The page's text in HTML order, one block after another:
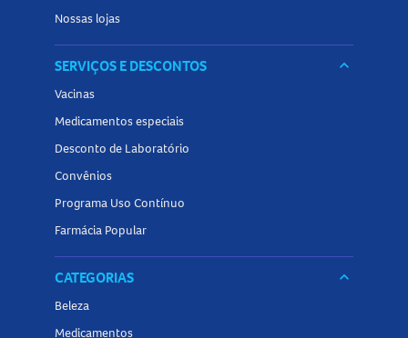
Nossas lojas
SERVIÇOS E DESCONTOS keyboard_arrow_down
Vacinas
Medicamentos especiais
Desconto de Laboratório
Convênios
Programa Uso Contínuo
Farmácia Popular
CATEGORIAS keyboard_arrow_down
Beleza
Medicamentos